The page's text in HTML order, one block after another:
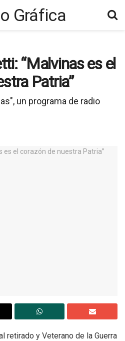
“Malvinas es el
Patria”
un programa de radio
retirado y Veterano de la Guerra